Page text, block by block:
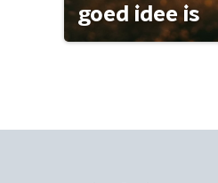
goed idee is